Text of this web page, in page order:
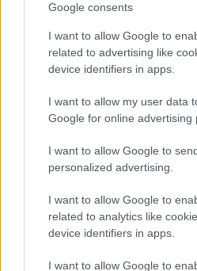
Google consents
I want to allow Google to
related to advertising like
device identifiers in apps.
I want to allow my user data
Google for online advertising
I want to allow Google to
personalized advertising.
I want to allow Google to
related to analytics like
device identifiers in apps.
I want to allow Google to
Az F1-es Német Nagydíj